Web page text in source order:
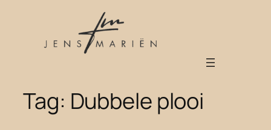
Tag: Dubbele plooi